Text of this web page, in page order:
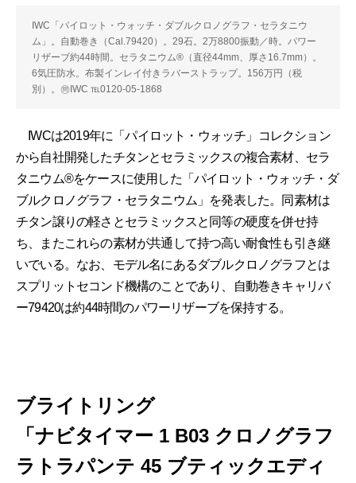
IWC「パイロット・ウォッチ・ダブルクロノグラフ・セラタニウ
ム」。自動巻き（Cal.79420）。29石。2万8800振動／時。パワー
リザーブ約44時間。セラタニウム®（直径44mm、厚さ16.7mm）。
6気圧防水。布製インレイ付きラバーストラップ。156万円（税
別）。㉄IWC ℡0120-05-1868
IWCは2019年に「パイロット・ウォッチ」コレクション
から自社開発したチタンとセラミックスの複合素材、セラ
タニウム®をケースに使用した「パイロット・ウォッチ・ダ
ブルクロノグラフ・セラタニウム」を発表した。同素材は
チタン譲りの軽さとセラミックスと同等の硬度を併せ持
ち、またこれらの素材が共通して持つ高い耐食性も引き継
いでいる。なお、モデル名にあるダブルクロノグラフとは
スプリットセコンド機構のことであり、自動巻きキャリバ
ー79420は約44時間のパワーリザーブを保持する。
ブライトリング
「ナビタイマー 1 B03 クロノグラフ
ラトラパンテ 45 ブティックエディ